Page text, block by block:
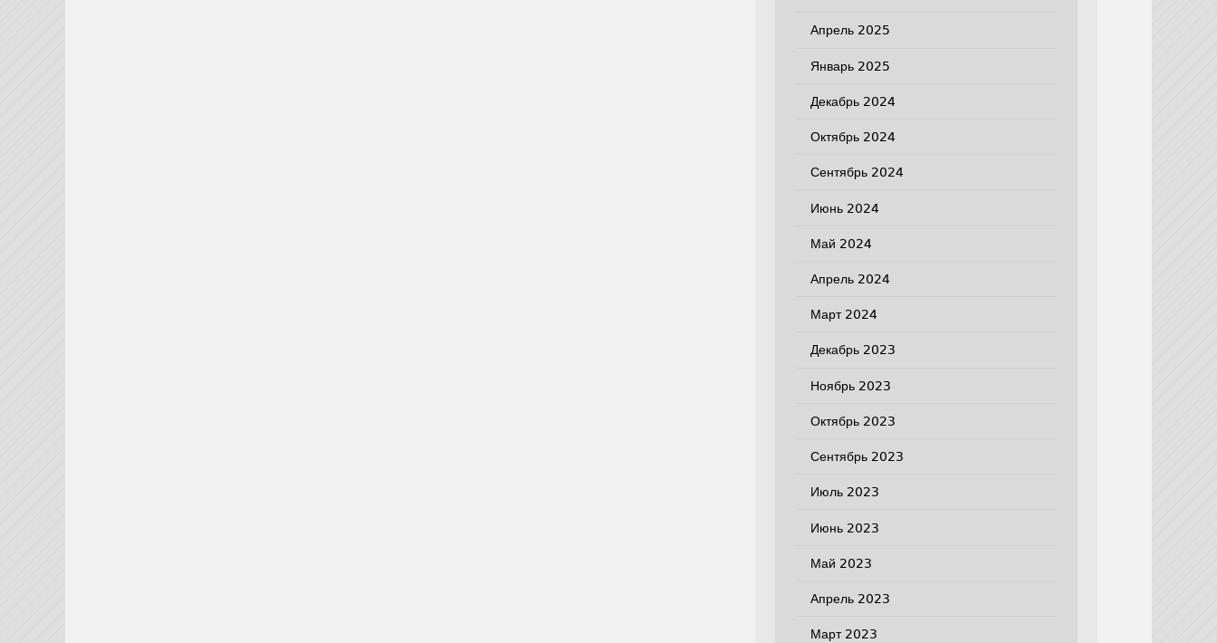
Апрель 2025
Январь 2025
Декабрь 2024
Октябрь 2024
Сентябрь 2024
Июнь 2024
Май 2024
Апрель 2024
Март 2024
Декабрь 2023
Ноябрь 2023
Октябрь 2023
Сентябрь 2023
Июль 2023
Июнь 2023
Май 2023
Апрель 2023
Март 2023